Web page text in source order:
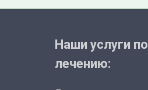
Наши услуги по
лечению: